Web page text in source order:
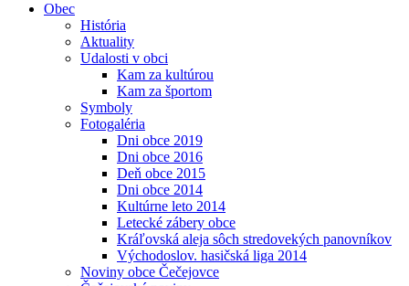
Obec
História
Aktuality
Udalosti v obci
Kam za kultúrou
Kam za športom
Symboly
Fotogaléria
Dni obce 2019
Dni obce 2016
Deň obce 2015
Dni obce 2014
Kultúrne leto 2014
Letecké zábery obce
Kráľovská aleja sôch stredovekých panovníkov
Východoslov. hasičská liga 2014
Noviny obce Čečejovce